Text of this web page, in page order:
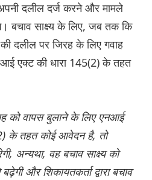
दलील दर्ज करने और मामले
बचाव साक्ष्य के लिए, जब तक कि
की दलील पर जिरह के लिए गवाह
एक्ट की धारा 145(2) के तहत
को वापस बुलाने के लिए एनआई
के तहत कोई आवेदन है, तो
अन्यथा, वह बचाव साक्ष्य को
और शिकायतकर्ता द्वारा बचाव